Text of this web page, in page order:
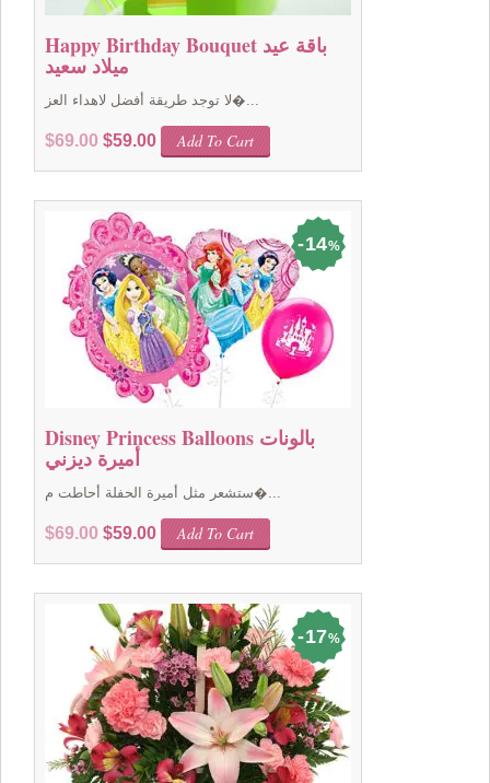
Happy Birthday Bouquet باقة عيد
ميلاد سعيد
لا توجد طريقة أفضل لاهداء العز�...
$69.00 Original
$69.00.
$59.00Current
price
$59.00.
Add To Cart
14%
Disney Princess Balloons بالونات
أميرة ديزني
ستشعر مثل أميرة الحفلة أحاطت م�...
$69.00 Original
$69.00.
$59.00Current
price
$59.00.
Add To Cart
17%